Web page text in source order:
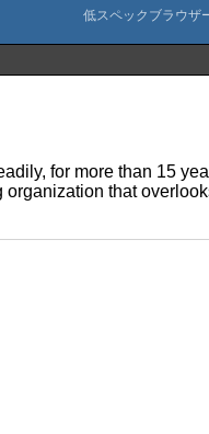
for more than 15
that